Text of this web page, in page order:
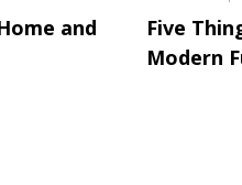
and
Five
Modern